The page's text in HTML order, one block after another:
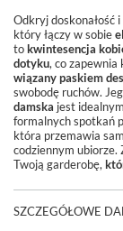
Odkryj doskonałość
który łączy w sobie
tokwintesencja
dotyku, co zapewnia
wiązany paskiem
swobodę ruchów.
damska jest
formalnych spotkań
która przemawia
codziennym ubiorze.
Twoją garderobę,
SZCZEGÓŁOWE